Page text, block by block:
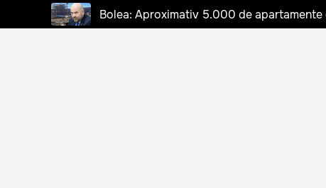
Bolea: Aproximativ 5.000 de